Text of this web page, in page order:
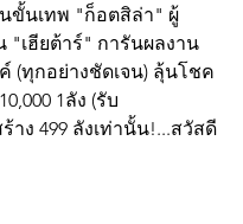
ขั้นเทพ "ก็อตสิล่า" ผู้
"เฮียต้าร์" การันผลงาน
(ทุกอย่างชัดเจน) ลุ้นโชค
1ลัง (รับ
าง 499 ลังเท่านั้น!...สวัสดี